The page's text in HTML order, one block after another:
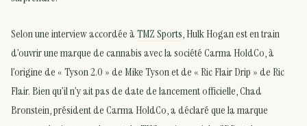
Selon une interview accordée àTMZ Sports, Hulk Hogan est en train
d’ouvrir une marque de cannabis avec la société Carma HoldCo, à
l’origine de « Tyson 2.0 » de Mike Tyson et de « Ric Flair Drip » de Ric
Flair. Bien qu’il n’y ait pas de date de lancement officielle, Chad
Bronstein, président de Carma HoldCo, a déclaré que la marque